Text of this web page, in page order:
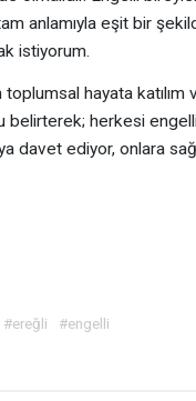
anlamıyla eşit bir
istiyorum.
hayata katılım
belirterek; herkesi
davet ediyor, onlara
#ereğli #engelli